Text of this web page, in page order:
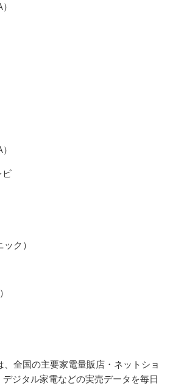
ク）
、全国の主要家電量販店・ネットショ
ジタル家電などの実売データを毎日